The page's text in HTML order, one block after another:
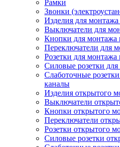
Рамки
Звонки
Изделия для
Выключатели для
Кнопки для монтажа
Переключатели для
Розетки для монтажа
Силовые розетки
Слаботочные
каналы
Изделия открытого
Выключатели
Кнопки открытого
Переключатели
Розетки открытого
Силовые розетки